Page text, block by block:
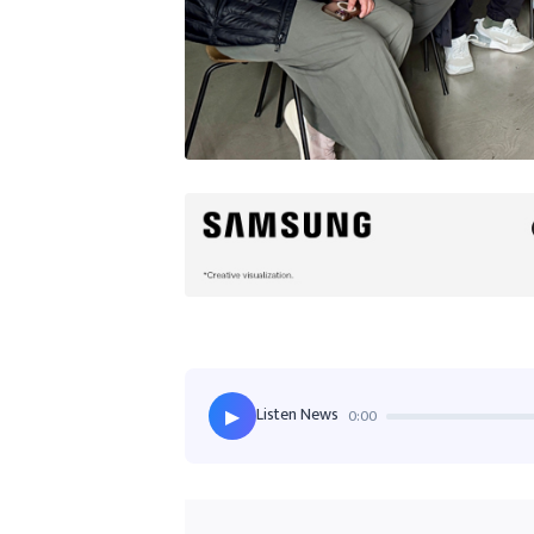
▶ Listen News 0:00